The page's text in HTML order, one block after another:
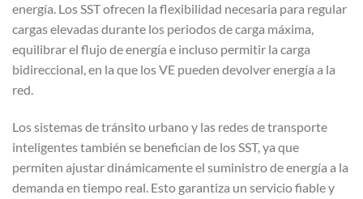
energía. Los SST ofrecen la flexibilidad necesaria para regular
cargas elevadas durante los periodos de carga máxima,
equilibrar el flujo de energía e incluso permitir la carga
bidireccional, en la que los VE pueden devolver energía a la
red.
Los sistemas de tránsito urbano y las redes de transporte
inteligentes también se benefician de los SST, ya que
permiten ajustar dinámicamente el suministro de energía a la
demanda en tiempo real. Esto garantiza un servicio fiable y